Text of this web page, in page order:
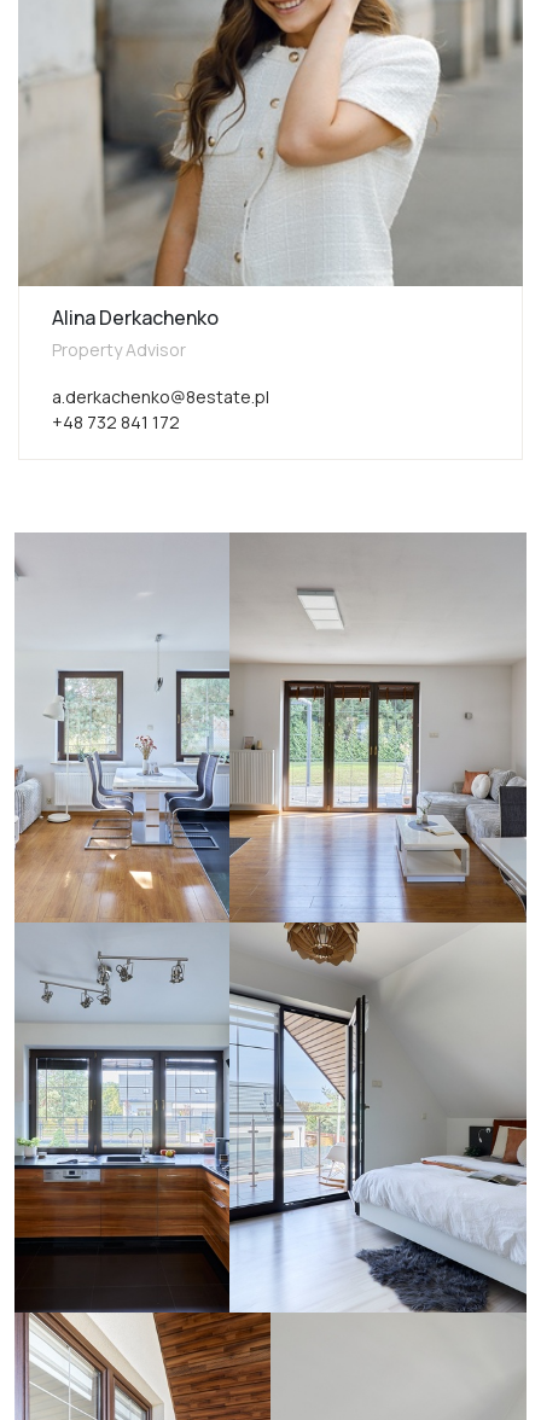
Alina Derkachenko
Property Advisor
a.derkachenko@8estate.pl
+48 732 841 172